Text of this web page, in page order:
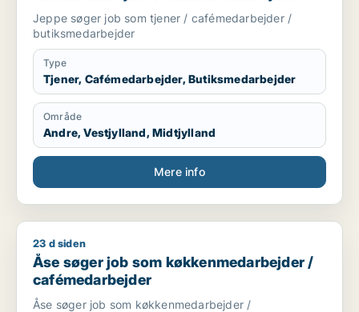
Jeppe søger job som tjener / cafémedarbejder /
butiksmedarbejder
Type
Tjener, Cafémedarbejder, Butiksmedarbejder
Område
Andre, Vestjylland, Midtjylland
Mere info
Åse søger job som køkkenmedarbejder / cafémedarbejder
23 d siden
Åse søger job som køkkenmedarbejder /
cafémedarbejder
Åse søger job som køkkenmedarbejder /